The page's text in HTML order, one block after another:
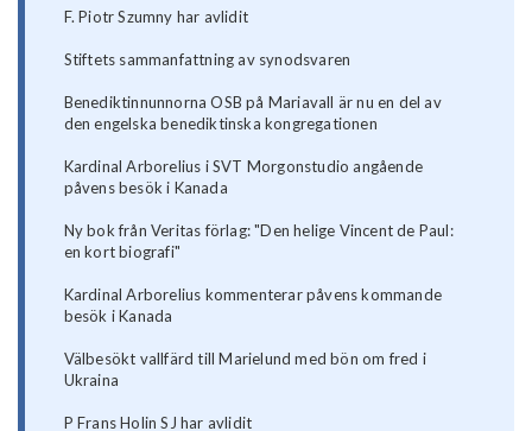
F. Piotr Szumny har avlidit
Stiftets sammanfattning av synodsvaren
Benediktinnunnorna OSB på Mariavall är nu en del av
den engelska benediktinska kongregationen
Kardinal Arborelius i SVT Morgonstudio angående
påvens besök i Kanada
Ny bok från Veritas förlag: "Den helige Vincent de Paul:
en kort biografi"
Kardinal Arborelius kommenterar påvens kommande
besök i Kanada
Välbesökt vallfärd till Marielund med bön om fred i
Ukraina
P Frans Holin SJ har avlidit